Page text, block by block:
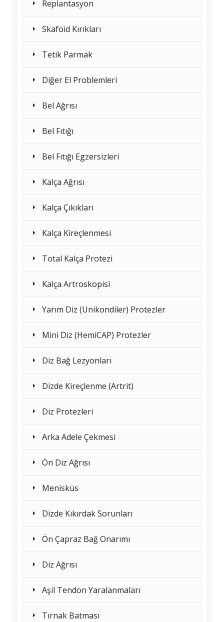
Replantasyon
Skafoid Kırıkları
Tetik Parmak
Diğer El Problemleri
Bel Ağrısı
Bel Fıtığı
Bel Fıtığı Egzersizleri
Kalça Ağrısı
Kalça Çıkıkları
Kalça Kireçlenmesi
Total Kalça Protezi
Kalça Artroskopisi
Yarım Diz (Unikondiler) Protezler
Mini Diz (HemiCAP) Protezler
Diz Bağ Lezyonları
Dizde Kireçlenme (Artrit)
Diz Protezleri
Arka Adele Çekmesi
Ön Diz Ağrısı
Menisküs
Dizde Kıkırdak Sorunları
Ön Çapraz Bağ Onarımı
Diz Ağrısı
Aşil Tendon Yaralanmaları
Tırnak Batması